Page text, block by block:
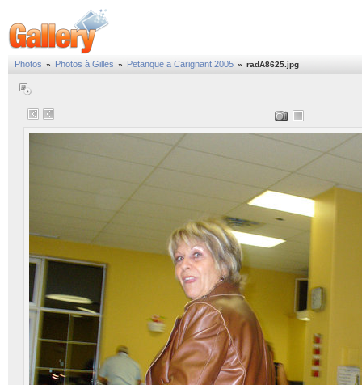
Photos » Photos à Gilles » Petanque a Carignant 2005 » radA8625.jpg